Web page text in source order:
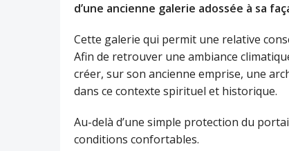
d’une ancienne galerie adossée à sa
Cette galerie qui permit une relative
Afin de retrouver une ambiance
créer, sur son ancienne emprise, une
dans ce contexte spirituel et historique.
Au-delà d’une simple protection du
conditions confortables.